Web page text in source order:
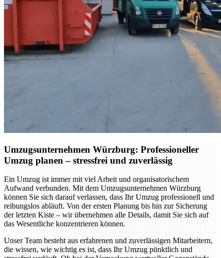
Umzugsunternehmen Würzburg: Professioneller
Umzug planen – stressfrei und zuverlässig
Ein Umzug ist immer mit viel Arbeit und organisatorischem
Aufwand verbunden. Mit dem Umzugsunternehmen Würzburg
können Sie sich darauf verlassen, dass Ihr Umzug professionell und
reibungslos abläuft. Von der ersten Planung bis hin zur Sicherung
der letzten Kiste – wir übernehmen alle Details, damit Sie sich auf
das Wesentliche konzentrieren können.
Unser Team besteht aus erfahrenen und zuverlässigen Mitarbeitern,
die wissen, wie wichtig es ist, dass Ihr Umzug pünktlich und